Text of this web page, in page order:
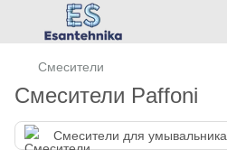
Смесители
Смесители Paffoni
Смесители для умывальника